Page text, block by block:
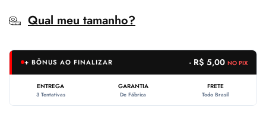
Qual meu tamanho?
+ BÔNUS AO FINALIZAR - R$ 5,00 NO PIX
ENTREGA
3 Tentativas
GARANTIA
De Fábrica
FRETE
Todo Brasil